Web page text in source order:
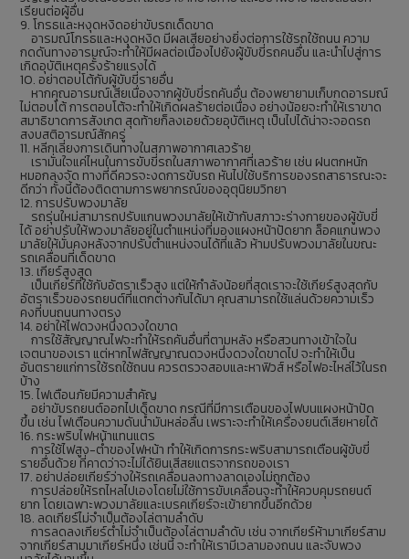
เรียนต่อผู้อื่น
9. โกรธและหงุดหงิดอย่าขับรถเด็ดขาด
อารมณ์โกรธและหงุดหงิด มีผลเสียอย่างยิ่งต่อการใช้รถใช้ถนน ความ
กดดันทางอารมณ์จะทำให้มีผลต่อเนื่องไปยังผู้ขับขี่รถคนอื่น และนำไปสู่การ
เกิดอุบัติเหตุครั้งร้ายแรงได้
10. อย่าตอบโต้กับผู้ขับขี่รายอื่น
หากคุณอารมณ์เสียเนื่องจากผู้ขับขี่รถคันอื่น ต้องพยายามเก็บกดอารมณ์
ไม่ตอบโต้ การตอบโต้จะทำให้เกิดผลร้ายต่อเนื่อง อย่างน้อยจะทำให้เราขาด
สมาธิขาดการสังเกต สุดท้ายก็ลงเอยด้วยอุบัติเหตุ เป็นไปได้น่าจะจอดรถ
สงบสติอารมณ์สักครู่
11. หลีกเลี่ยงการเดินทางในสภาพอากาศเลวร้าย
เรามั่นใจแค่ไหนในการขับขี่รถในสภาพอากาศที่เลวร้าย เช่น ฝนตกหนัก
หมอกลงจัด ทางที่ดีควรจะงดการขับรถ หันไปใช้บริการของรถสาธารณะจะ
ดีกว่า ทั้งนี้ต้องติดตามการพยากรณ์ของอุตุนิยมวิทยา
12. การปรับพวงมาลัย
รถรุ่นใหม่สามารถปรับแกนพวงมาลัยให้เข้ากับสภาวะร่างกายของผู้ขับขี่
ได้ อย่าปรับให้พวงมาลัยอยู่ในตำแหน่งที่มองแผงหน้าปัดยาก ล็อคแกนพวง
มาลัยให้มั่นคงหลังจากปรับตำแหน่งจนได้ที่แล้ว ห้ามปรับพวงมาลัยในขณะ
รถเคลื่อนที่เด็ดขาด
13. เกียร์สูงสุด
เป็นเกียร์ที่ใช้กับอัตราเร็วสูง แต่ให้กำลังน้อยที่สุดเราจะใช้เกียร์สูงสุดกับ
อัตราเร็วของรถยนต์ที่แตกต่างกันได้มา คุณสามารถใช้แล่นด้วยความเร็ว
คงที่บนถนนทางตรง
14. อย่าให้ไฟดวงหนึ่งดวงใดขาด
การใช้สัญญาณไฟจะทำให้รถคันอื่นที่ตามหลัง หรือสวนทางเข้าใจใน
เจตนาของเรา แต่หากไฟสัญญาณดวงหนึ่งดวงใดขาดไป จะทำให้เป็น
อันตรายแก่การใช้รถใช้ถนน ควรตรวจสอบและหาฟิวส์ หรือไฟอะไหล่ไว้ในรถ
บ้าง
15. ไฟเตือนภัยมีความสำคัญ
อย่าขับรถยนต์ออกไปเด็ดขาด กรณีที่มีการเตือนของไฟบนแผงหน้าปัด
ขึ้น เช่น ไฟเตือนความดันน้ำมันหล่อลื่น เพราะจะทำให้เครื่องยนต์เสียหายได้
16. กระพริบไฟหน้าแทนแตร
การใช้ไฟสูง-ต่ำของไฟหน้า ทำให้เกิดการกระพริบสามารถเตือนผู้ขับขี่
รายอื่นด้วย ที่คาดว่าจะไม่ได้ยินเสีสยแตรจากรถของเรา
17. อย่าปล่อยเกียร์ว่างให้รถเคลื่อนลงทางลาดเองไม่ถูกต้อง
การปล่อยให้รถไหลไปเองโดยไม่ใช้การขับเคลื่อนจะทำให้ควบคุมรถยนต์
ยาก โดยเฉพาะพวงมาลัยและเบรคเกียร์จะเข้ายากขึ้นอีกด้วย
18. ลดเกียร์ไม่จำเป็นต้องไล่ตามลำดับ
การลดลงเกียร์ต่ำไม่จำเป็นต้องไล่ตามลำดับ เช่น จากเกียร์ห้ามาเกียร์สาม
จากเกียร์สามมาเกียร์หนึ่ง เช่นนี้ จะทำให้เรามีเวลามองถนน และจับพวง